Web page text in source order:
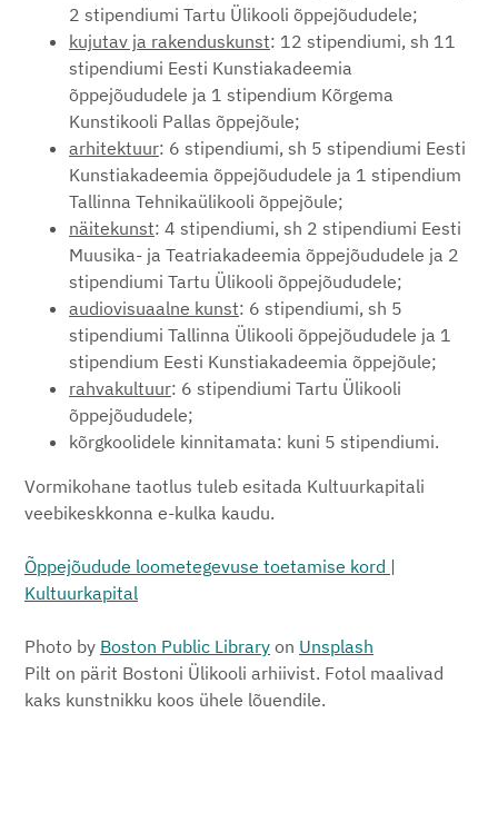
2 stipendiumi Tartu Ülikooli õppejõududele;
kujutav ja rakenduskunst: 12 stipendiumi, sh 11
stipendiumi Eesti Kunstiakadeemia
õppejõududele ja 1 stipendium Kõrgema
Kunstikooli Pallas õppejõule;
arhitektuur: 6 stipendiumi, sh 5 stipendiumi Eesti
Kunstiakadeemia õppejõududele ja 1 stipendium
Tallinna Tehnikaülikooli õppejõule;
näitekunst: 4 stipendiumi, sh 2 stipendiumi Eesti
Muusika- ja Teatriakadeemia õppejõududele ja 2
stipendiumi Tartu Ülikooli õppejõududele;
audiovisuaalne kunst: 6 stipendiumi, sh 5
stipendiumi Tallinna Ülikooli õppejõududele ja 1
stipendium Eesti Kunstiakadeemia õppejõule;
rahvakultuur: 6 stipendiumi Tartu Ülikooli
õppejõududele;
kõrgkoolidele kinnitamata: kuni 5 stipendiumi.
Vormikohane taotlus tuleb esitada Kultuurkapitali
veebikeskkonna e-kulka kaudu.
Õppejõudude loometegevuse toetamise kord |
Kultuurkapital
Photo by Boston Public Library on Unsplash
Pilt on pärit Bostoni Ülikooli arhiivist. Fotol maalivad
kaks kunstnikku koos ühele lõuendile.